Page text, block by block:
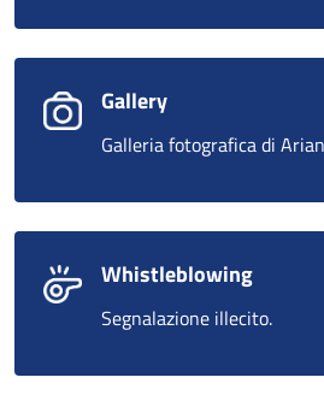
Gallery
Galleria fotografica di
Whistleblowing
Segnalazione illecito.